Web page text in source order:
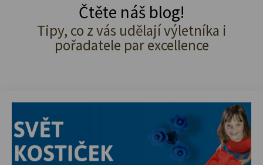
Čtěte náš blog!
Tipy, co z vás udělají výletníka i
pořadatele par excellence